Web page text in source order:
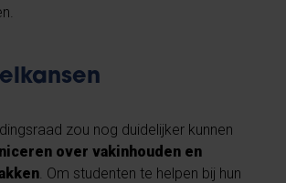
zou nog duidelijker kunnen
over vakinhouden en
. Om studenten te helpen bij hun